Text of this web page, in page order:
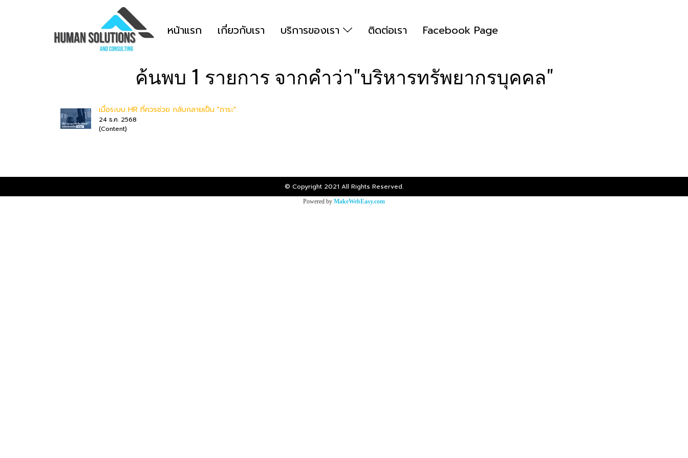
หน้าแรก เกี่ยวกับเรา บริการของเรา ติดต่อเรา Facebook Page
ค้นพบ 1 รายการ จากคำว่า"บริหารทรัพยากรบุคคล"
เมื่อระบบ HR ที่ควรช่วย กลับกลายเป็น "ภาระ"
24 ธ.ค. 2568
(Content)
© Copyright 2021 All Rights Reserved.
Powered by MakeWebEasy.com